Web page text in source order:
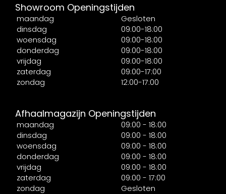
Showroom Openingstijden
maandag
Gesloten
dinsdag
09:00-18:00
woensdag
09:00-18:00
donderdag
09:00-18:00
vrijdag
09:00-18:00
zaterdag
09:00-17:00
zondag
12:00-17:00
Afhaalmagazijn Openingstijden
maandag
09:00 - 18:00
dinsdag
09:00 - 18:00
woensdag
09:00 - 18:00
donderdag
09:00 - 18:00
vrijdag
09:00 - 18:00
zaterdag
09:00 - 17:00
zondag
Gesloten